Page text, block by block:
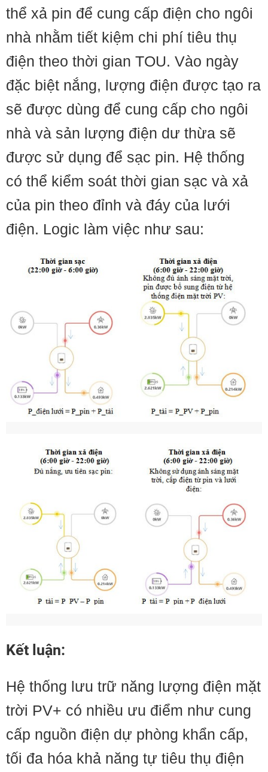
thể xả pin để cung cấp điện cho ngôi
nhà nhằm tiết kiệm chi phí tiêu thụ
điện theo thời gian TOU. Vào ngày
đặc biệt nắng, lượng điện được tạo ra
sẽ được dùng để cung cấp cho ngôi
nhà và sản lượng điện dư thừa sẽ
được sử dụng để sạc pin. Hệ thống
có thể kiểm soát thời gian sạc và xả
của pin theo đỉnh và đáy của lưới
điện. Logic làm việc như sau:
Kết luận:
Hệ thống lưu trữ năng lượng điện mặt
trời PV+ có nhiều ưu điểm như cung
cấp nguồn điện dự phòng khẩn cấp,
tối đa hóa khả năng tự tiêu thụ điện